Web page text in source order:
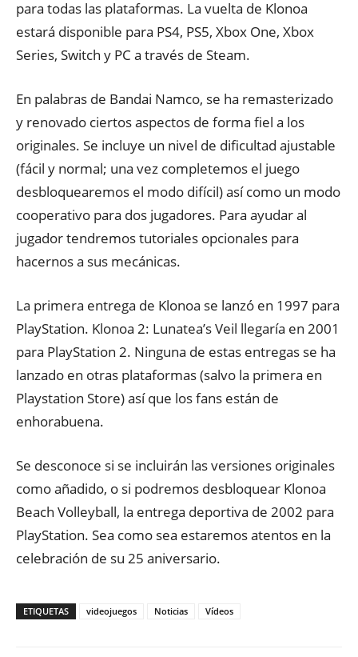
para todas las plataformas. La vuelta de Klonoa
estará disponible para PS4, PS5, Xbox One, Xbox
Series, Switch y PC a través de Steam.
En palabras de Bandai Namco, se ha remasterizado
y renovado ciertos aspectos de forma fiel a los
originales. Se incluye un nivel de dificultad ajustable
(fácil y normal; una vez completemos el juego
desbloquearemos el modo difícil) así como un modo
cooperativo para dos jugadores. Para ayudar al
jugador tendremos tutoriales opcionales para
hacernos a sus mecánicas.
La primera entrega de Klonoa se lanzó en 1997 para
PlayStation. Klonoa 2: Lunatea’s Veil llegaría en 2001
para PlayStation 2. Ninguna de estas entregas se ha
lanzado en otras plataformas (salvo la primera en
Playstation Store) así que los fans están de
enhorabuena.
Se desconoce si se incluirán las versiones originales
como añadido, o si podremos desbloquear Klonoa
Beach Volleyball, la entrega deportiva de 2002 para
PlayStation. Sea como sea estaremos atentos en la
celebración de su 25 aniversario.
ETIQUETAS videojuegos Noticias Vídeos